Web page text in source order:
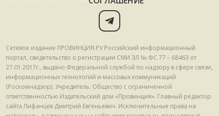
Сетевое издание ПРОВИНЦИЯ.РУ Российский информационный
портал, свидетельство о регистрации СМИ ЭЛ № ФС 77 – 68463 от
27.01.2017г., выдано Федеральной службой по надзору в сфере связи,
информационных технологий и массовых коммуникаций
(Роскомнадзор). Учредитель: Общество с ограниченной
ответственностью Издательский дом «Провинция». Главный редактор
сайта Лифанцев Дмитрий Евгеньевич. Исключительные права на